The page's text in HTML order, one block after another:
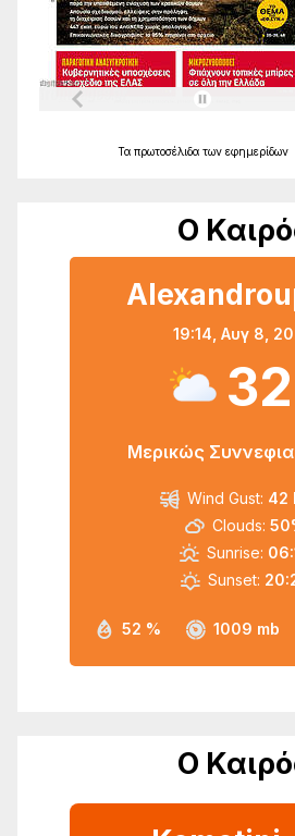
Τα πρωτοσέλιδα των εφημερίδων
Ο
19:14, Αυγ 8,
32
Μερικώς
52 % 1009 mb
Wind Gust: 42
Clouds:
Sunrise:
Sunset:
Ο